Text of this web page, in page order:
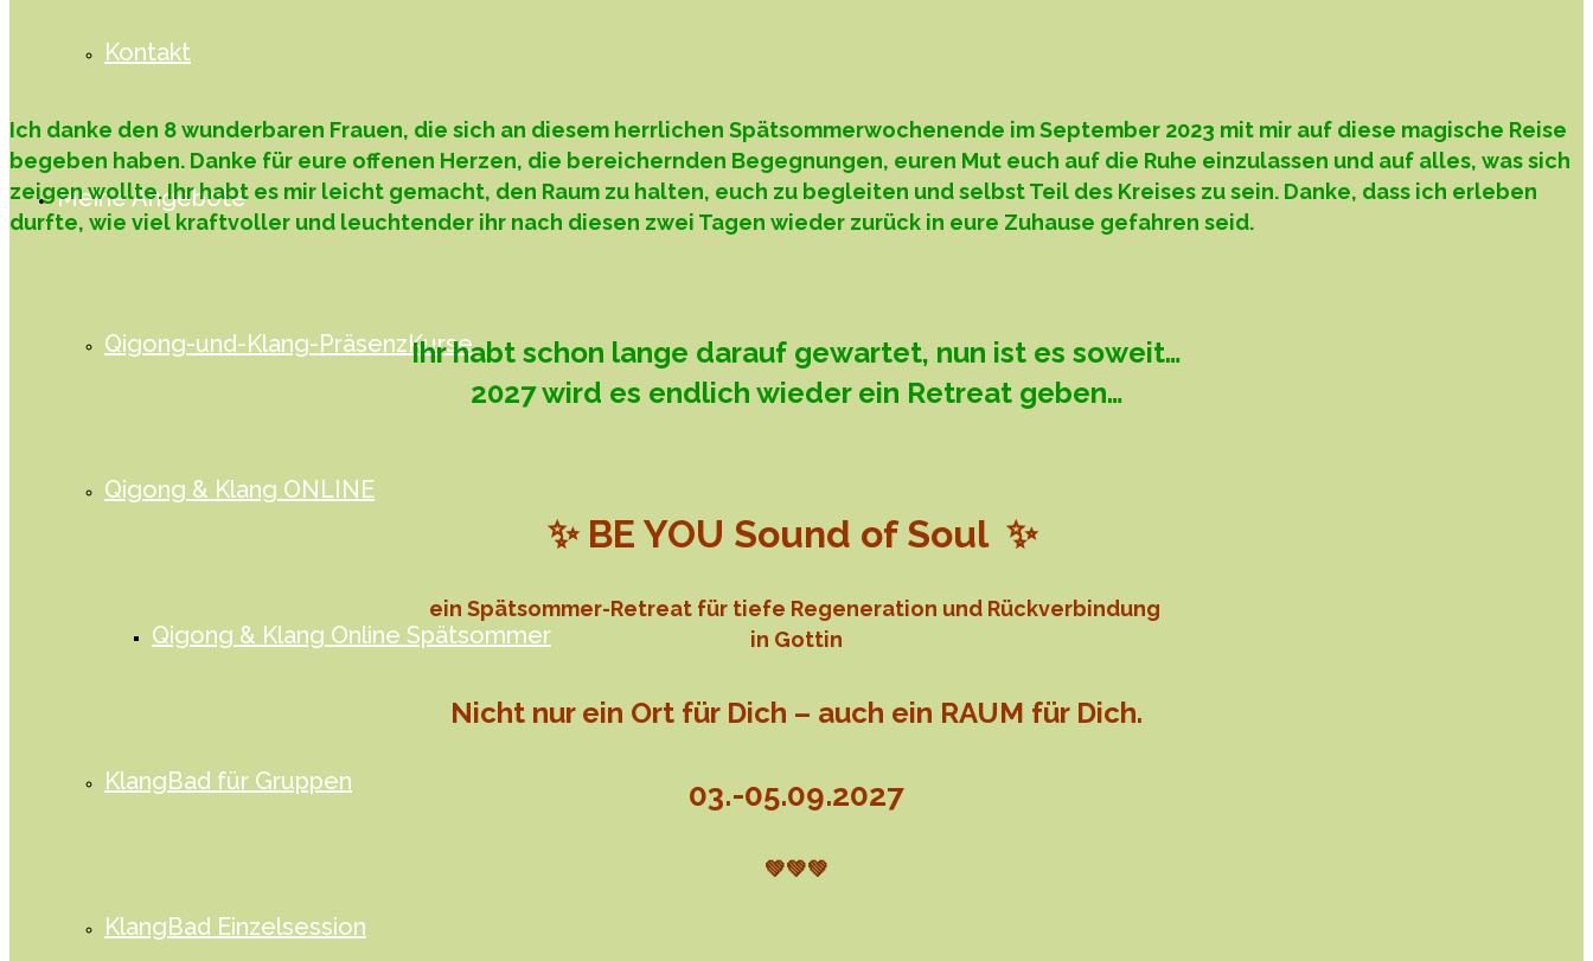
Kontakt
Meine Angebote
Qigong-und-Klang-PräsenzKurse
Qigong & Klang ONLINE
Qigong & Klang Online Spätsommer
KlangBad für Gruppen
KlangBad Einzelsession
Ich danke den 8 wunderbaren Frauen, die sich an diesem herrlichen Spätsommerwochenende im September 2023 mit mir auf diese magische Reise
begeben haben. Danke für eure offenen Herzen, die bereichernden Begegnungen, euren Mut euch auf die Ruhe einzulassen und auf alles, was sich
zeigen wollte. Ihr habt es mir leicht gemacht, den Raum zu halten, euch zu begleiten und selbst Teil des Kreises zu sein. Danke, dass ich erleben
durfte, wie viel kraftvoller und leuchtender ihr nach diesen zwei Tagen wieder zurück in eure Zuhause gefahren seid.
Ihr habt schon lange darauf gewartet, nun ist es soweit…
2027 wird es endlich wieder ein Retreat geben…
✨ BE YOU Sound of Soul ✨
ein Spätsommer-Retreat für tiefe Regeneration und Rückverbindung
in Gottin
Nicht nur ein Ort für Dich – auch ein RAUM für Dich.
03.-05.09.2027
💚💚💚